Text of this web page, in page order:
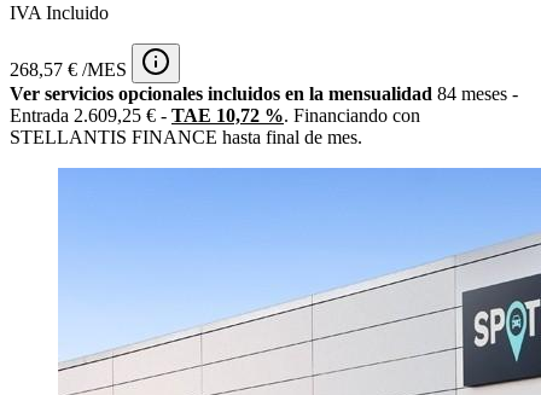
IVA Incluido
268,57 € /MES
Ver servicios opcionales incluidos en la mensualidad 84 meses -
Entrada 2.609,25 € - TAE 10,72 %. Financiando con
STELLANTIS FINANCE hasta final de mes.